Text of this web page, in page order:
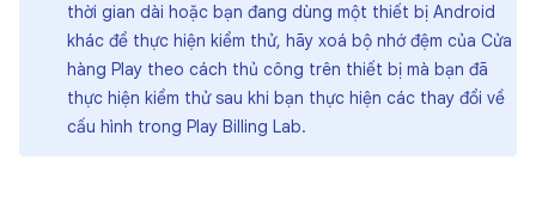
thời gian dài hoặc bạn đang dùng một thiết bị Android
khác để thực hiện kiểm thử, hãy xoá bộ nhớ đệm của Cửa
hàng Play theo cách thủ công trên thiết bị mà bạn đã
thực hiện kiểm thử sau khi bạn thực hiện các thay đổi về
cấu hình trong Play Billing Lab.